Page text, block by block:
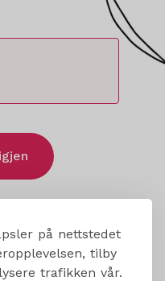
på nettstedet
tilby
trafikken vår.